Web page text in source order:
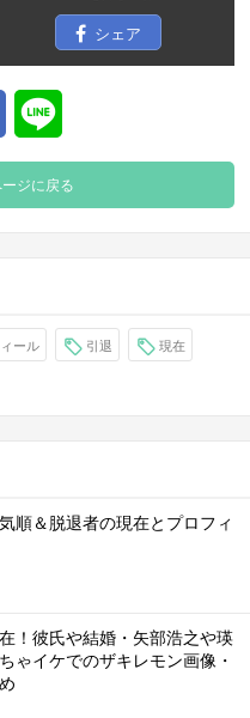
シェア
ジに戻る
ール 引退 現在
順＆脱退者の現在とプロフィ
！彼氏や結婚・矢部浩之や瑛
ゃイケでのザキレモン画像・